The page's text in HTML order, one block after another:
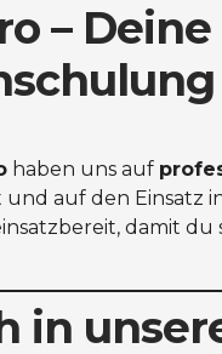
–
haben uns auf
und auf den Einsatz
damit
in